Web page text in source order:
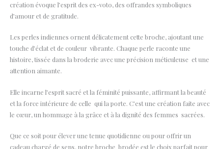
création évoque l’esprit des ex-voto, des offrandes symboliques
d’amour et de gratitude.
Les perles indiennes ornent délicatement cette broche, ajoutant une
touche d’éclat et de couleur vibrante. Chaque perle raconte une
histoire, tissée dans la broderie avec une précision méticuleuse et une
attention aimante.
Elle incarne l’esprit sacré et la féminité puissante, affirmant la beauté
et la force intérieure de celle qui la porte. C’est une création faite avec
le cœur, un hommage à la grâce et à la dignité des femmes sacrées.
Que ce soit pour élever une tenue quotidienne ou pour offrir un
cadeau chargé de sens, notre broche brodée est le choix parfait pour